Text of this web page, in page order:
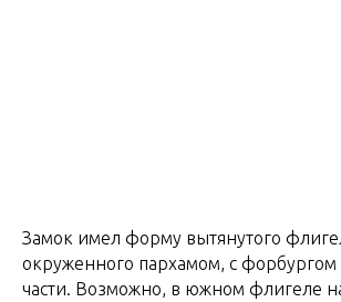
Замок имел форму вытянутого
окруженного пархамом, с форбургом
части. Возможно, в южном флигеле